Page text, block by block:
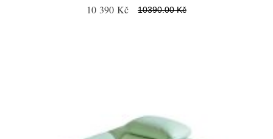
10 390 Kč 10390.00 Kč